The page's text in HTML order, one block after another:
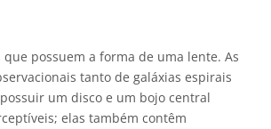
possuem a forma de uma lente. As
tanto de galáxias espirais
um disco e um bojo central
elas também contêm